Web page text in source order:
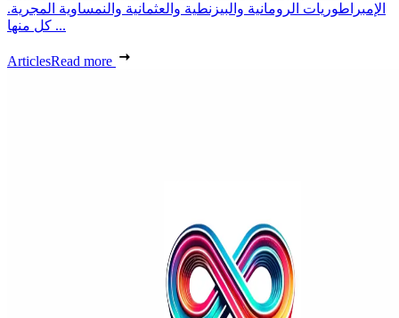
الإمبراطوريات الرومانية والبيزنطية والعثمانية والنمساوية المجرية.
كل منها ...
ArticlesRead more